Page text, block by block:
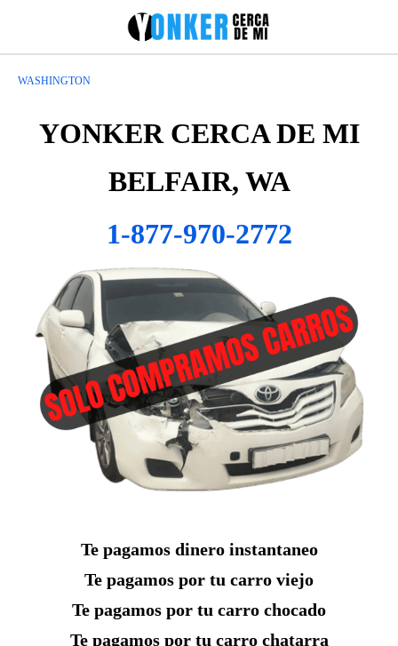
WASHINGTON
YONKER CERCA DE MI
BELFAIR, WA
1-877-970-2772
Te pagamos dinero instantaneo
Te pagamos por tu carro viejo
Te pagamos por tu carro chocado
Te pagamos por tu carro chatarra